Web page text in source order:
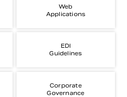
Web
Applications
EDI
Guidelines
Corporate
Governance